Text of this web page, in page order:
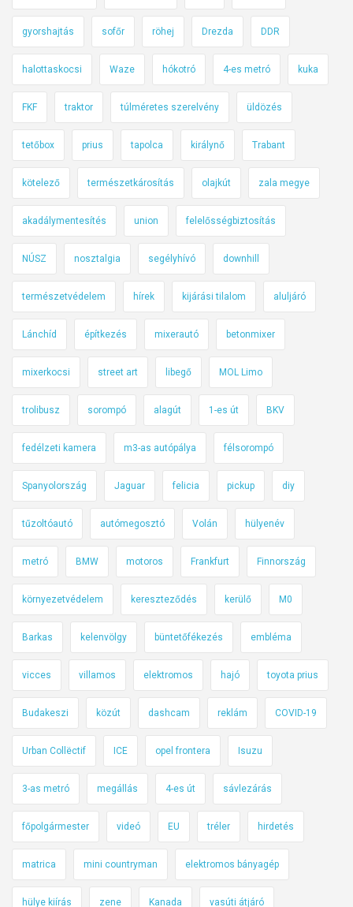
gyorshajtás sofőr röhej Drezda DDR
halottaskocsi Waze hókotró 4-es metró kuka
FKF traktor túlméretes szerelvény üldözés
tetőbox prius tapolca királynő Trabant
kötelező természetkárosítás olajkút zala megye
akadálymentesítés union felelősségbiztosítás
NÚSZ nosztalgia segélyhívó downhill
természetvédelem hírek kijárási tilalom aluljáró
Lánchíd építkezés mixerautó betonmixer
mixerkocsi street art libegő MOL Limo
trolibusz sorompó alagút 1-es út BKV
fedélzeti kamera m3-as autópálya félsorompó
Spanyolország Jaguar felicia pickup diy
tűzoltóautó autómegosztó Volán hülyenév
metró BMW motoros Frankfurt Finnország
környezetvédelem kereszteződés kerülő M0
Barkas kelenvölgy büntetőfékezés embléma
vicces villamos elektromos hajó toyota prius
Budakeszi közút dashcam reklám COVID-19
Urban Collëctif ICE opel frontera Isuzu
3-as metró megállás 4-es út sávlezárás
főpolgármester videó EU tréler hirdetés
matrica mini countryman elektromos bányagép
hülye kiírás zene Kanada vasúti átjáró